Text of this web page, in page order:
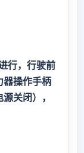
行，行驶前
器操作手柄
关闭），